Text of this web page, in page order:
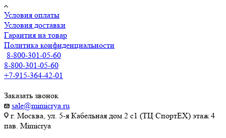
Условия оплаты
Условия доставки
Гарантия на товар
Политика конфиденциальности
8-800-301-05-60
8-800-301-05-60
+7-915-364-42-01
Заказать звонок
sale@mimicrya.ru
г. Москва, ул. 5-я Кабельная дом 2 с1 (ТЦ СпортEX) этаж 4
пав. Mimicrya